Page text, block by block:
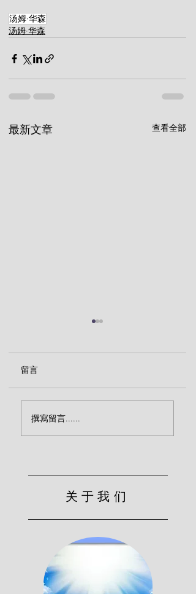
汤姆·华森
汤姆·华森
最新文章 查看全部
（汤姆·华森）
留言
撰寫留言......
关于我们